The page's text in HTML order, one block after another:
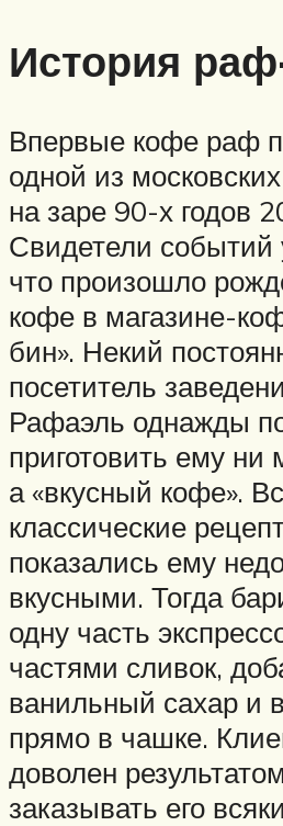
История
Впервые кофе раф
одной из
на заре 90-х годов
Свидетели событий
что произошло
кофе в магазине-
бин». Некий
посетитель
Рафаэль однажды
приготовить ему ни
а «вкусный кофе».
классические
показались ему
вкусными. Тогда
одну часть
частями сливок,
ванильный сахар и
прямо в чашке.
доволен
заказывать его